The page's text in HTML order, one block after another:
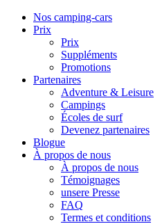
Nos camping-cars
Prix
Prix
Suppléments
Promotions
Partenaires
Adventure & Leisure
Campings
Écoles de surf
Devenez partenaires
Blogue
À propos de nous
À propos de nous
Témoignages
unsere Presse
FAQ
Termes et conditions